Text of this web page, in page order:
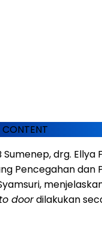
CONTENT
Sumenep, drg. Ellya
Pencegahan dan
doordilakukan